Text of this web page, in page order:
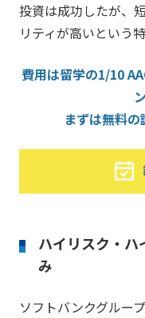
投資は成功したが、
リティが高いという
費用は留学の1/10
まずは無料の
ハイリスク・ハ
み
ソフトバンクグルー